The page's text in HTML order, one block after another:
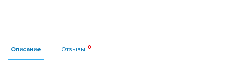
Описание Отзывы